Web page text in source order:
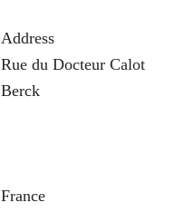
Address
Rue du Docteur Calot
Berck
France